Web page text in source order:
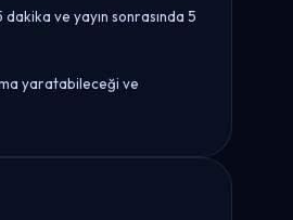
ve yayın sonrasında 5
yaratabileceği ve